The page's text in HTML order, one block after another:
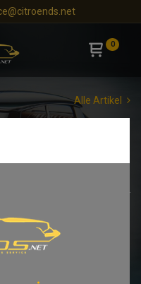
0
Alle Artikel